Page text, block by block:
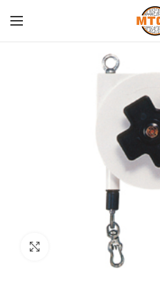
Click para agrandar